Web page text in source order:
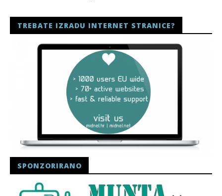
TREBATE IZRADU INTERNET STRANICE?
SPONZORIRANO